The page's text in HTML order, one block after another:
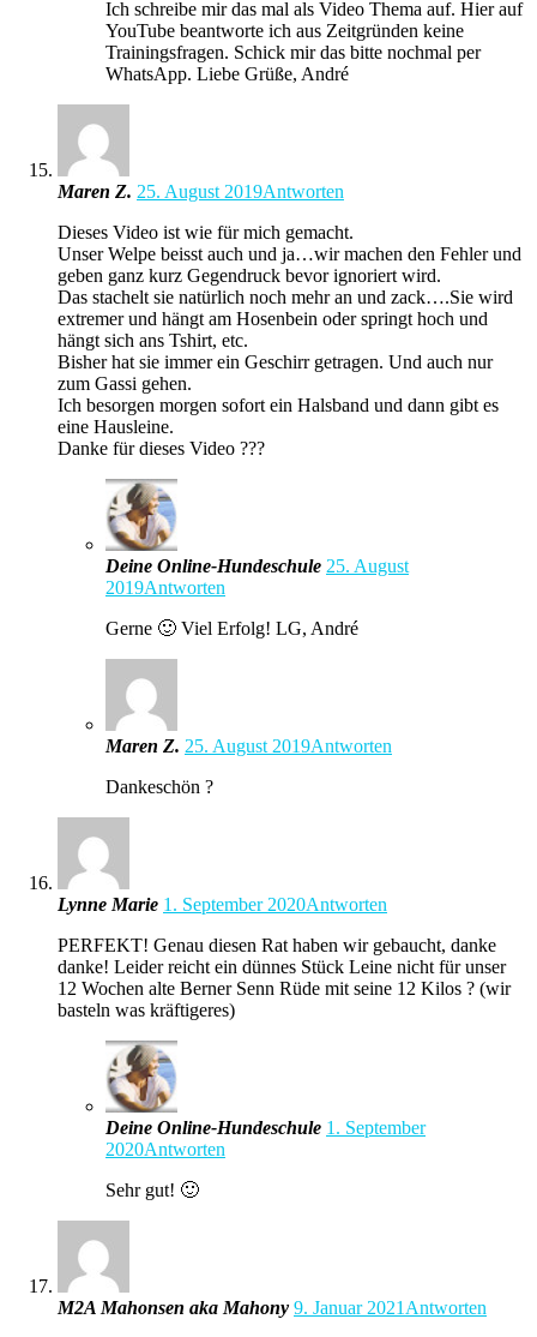
Ich schreibe mir das mal als Video Thema auf. Hier auf
YouTube beantworte ich aus Zeitgründen keine
Trainingsfragen. Schick mir das bitte nochmal per
WhatsApp. Liebe Grüße, André
Maren Z. 25. August 2019Antworten
Dieses Video ist wie für mich gemacht.
Unser Welpe beisst auch und ja…wir machen den Fehler und
geben ganz kurz Gegendruck bevor ignoriert wird.
Das stachelt sie natürlich noch mehr an und zack….Sie wird
extremer und hängt am Hosenbein oder springt hoch und
hängt sich ans Tshirt, etc.
Bisher hat sie immer ein Geschirr getragen. Und auch nur
zum Gassi gehen.
Ich besorgen morgen sofort ein Halsband und dann gibt es
eine Hausleine.
Danke für dieses Video ???
Deine Online-Hundeschule 25. August
2019Antworten
Gerne 🙂 Viel Erfolg! LG, André
Maren Z. 25. August 2019Antworten
Dankeschön ?
Lynne Marie 1. September 2020Antworten
PERFEKT! Genau diesen Rat haben wir gebaucht, danke
danke! Leider reicht ein dünnes Stück Leine nicht für unser
12 Wochen alte Berner Senn Rüde mit seine 12 Kilos ? (wir
basteln was kräftigeres)
Deine Online-Hundeschule 1. September
2020Antworten
Sehr gut! 🙂
M2A Mahonsen aka Mahony 9. Januar 2021 Antworten